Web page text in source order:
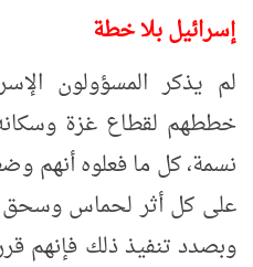
إسرائيل بلا خطة
لم يذكر المسؤولون
نسمة، كل ما فعلوه أنهم
على كل أثر لحماس وسحق
وبصدد تنفيذ ذلك فإنهم